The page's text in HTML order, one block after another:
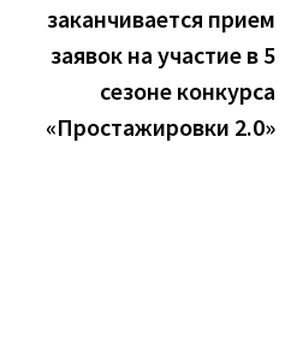
заканчивается прием
заявок на участие в 5
сезоне конкурса
«Простажировки 2.0»